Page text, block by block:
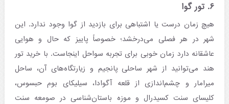
۶. تور گوا
هیچ زمان درست یا اشتباهی برای بازدید از گوا وجود ندارد. این
شهر در هر فصلی می‌درخشد؛ خصوصاً پاییز که حال و هوایی
عاشقانه دارد زمان خوبی برای تجربه سواحل اینجاست. با خرید تور
هند می‌توانید از شهر ساحلی پانجیم و زیارتگاه‌های آن، ساحل
میرامار و چشم‌اندازی از قلعه آگوادا، سیلیکای بوم حبسوس،
کلیسای سنت کسیدرال و موزه باستان‌شناسی در صومعه سنت